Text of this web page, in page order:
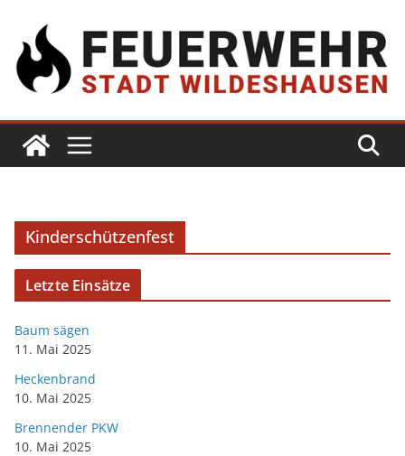
Kinderschützenfest
Letzte Einsätze
Baum sägen
11. Mai 2025
Heckenbrand
10. Mai 2025
Brennender PKW
10. Mai 2025